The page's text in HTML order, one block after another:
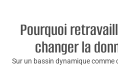
Pourquoi
changer la
Sur un bassin dynamique comme